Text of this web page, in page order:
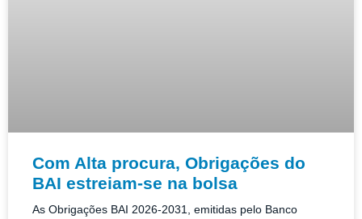
Com Alta procura, Obrigações do
BAI estreiam-se na bolsa
As Obrigações BAI 2026-2031, emitidas pelo Banco